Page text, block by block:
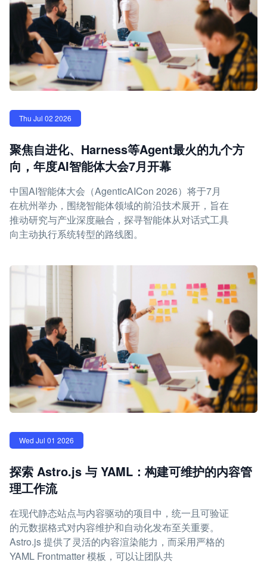
Thu Jul 02 2026
聚焦自进化、Harness等Agent最火的九个方
向，年度AI智能体大会7月开幕
中国AI智能体大会（AgenticAICon 2026）将于7月
在杭州举办，围绕智能体领域的前沿技术展开，旨在
推动研究与产业深度融合，探寻智能体从对话式工具
向主动执行系统转型的路线图。
Wed Jul 01 2026
探索 Astro.js 与 YAML：构建可维护的内容管
理工作流
在现代静态站点与内容驱动的项目中，统一且可验证
的元数据格式对内容维护和自动化发布至关重要。
Astro.js 提供了灵活的内容渲染能力，而采用严格的
YAML Frontmatter 模板，可以让团队共